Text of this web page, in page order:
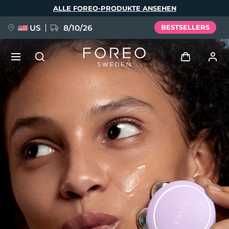
ALLE FOREO-PRODUKTE ANSEHEN
US 8/10/26 BESTSELLERS
Anmelden
Benutzerkonto
Meine Geräte
Meine Bestellungen
Meine Adressen
Meine Abonnements
NEU
FAQ™ Pure Beauty-Tech Elixir
BREAKING NEWS
issa™ Teeth Whitening Set
English Deutsch
Español
Français
Italiano
Português
Polski
Svenska
Türkçe
简体中文 繁體中文